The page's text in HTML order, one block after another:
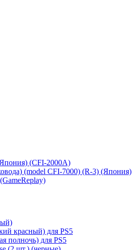
(CFI-2000A)
(model CFI-7000) (R-3) (Япония)
красный) для PS5
полночь) для PS5